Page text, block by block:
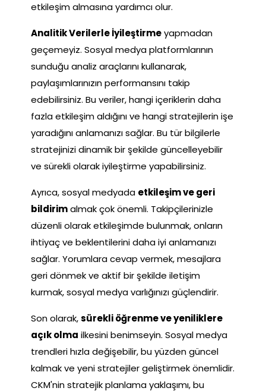
etkileşim almasına yardımcı olur.
Analitik Verilerle İyileştirmeyapmadan
geçemeyiz. Sosyal medya platformlarının
sunduğu analiz araçlarını kullanarak,
paylaşımlarınızın performansını takip
edebilirsiniz. Bu veriler, hangi içeriklerin daha
fazla etkileşim aldığını ve hangi stratejilerin işe
yaradığını anlamanızı sağlar. Bu tür bilgilerle
stratejinizi dinamik bir şekilde güncelleyebilir
ve sürekli olarak iyileştirme yapabilirsiniz.
Ayrıca, sosyal medyada etkileşim ve geri
bildirimalmak çok önemli. Takipçilerinizle
düzenli olarak etkileşimde bulunmak, onların
ihtiyaç ve beklentilerini daha iyi anlamanızı
sağlar. Yorumlara cevap vermek, mesajlara
geri dönmek ve aktif bir şekilde iletişim
kurmak, sosyal medya varlığınızı güçlendirir.
Son olarak,sürekli öğrenme ve yeniliklere
açık olma ilkesini benimseyin. Sosyal medya
trendleri hızla değişebilir, bu yüzden güncel
kalmak ve yeni stratejiler geliştirmek önemlidir.
CKM'nin stratejik planlama yaklaşımı, bu